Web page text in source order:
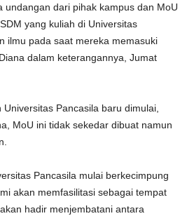
undangan dari pihak kampus dan MoU
yang kuliah di Universitas
ilmu pada saat mereka memasuki
dalam keterangannya, Jumat
Pancasila baru dimulai,
MoU ini tidak sekedar dibuat namun
Pancasila mulai berkecimpung
akan memfasilitasi sebagai tempat
hadir menjembatani antara